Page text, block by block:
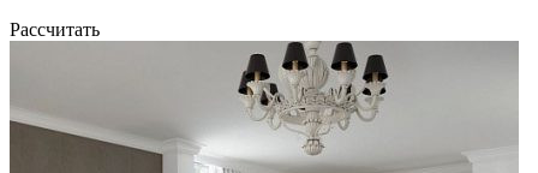
Рассчитать